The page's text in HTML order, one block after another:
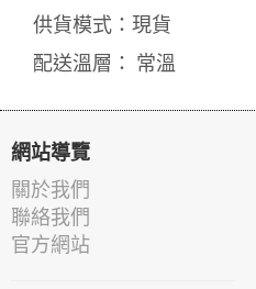
供貨模式：現貨
配送溫層： 常溫
網站導覽
關於我們
聯絡我們
官方網站